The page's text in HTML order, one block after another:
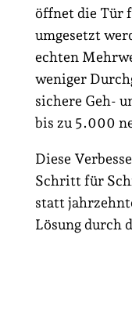
öffnet die Tür
umgesetzt
echten
weniger
sichere Geh-
bis zu 5.000
Diese
Schritt für
statt
Lösung durch